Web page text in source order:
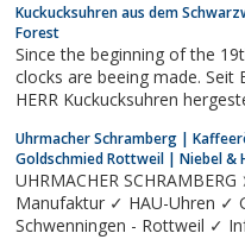
Kuckucksuhren aus dem
Forest
Since the beginning of the 19th century,
clocks are beeing made. Seit Beginn des 19. Jahrhunderts werden
HERR Kuckucksuhren
Uhrmacher Schramberg |
Goldschmied Rottweil | Niebel &
UHRMACHER
Manufaktur ✓ HAU-Uhren ✓
Schwenningen - Rottweil ✓